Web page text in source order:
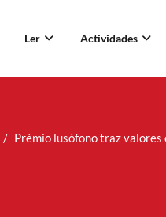
Ler Actividades
Prémio lusófono traz